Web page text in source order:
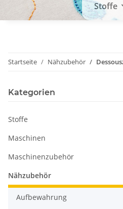
Stoffe
Startseite Nähzubehör
Kategorien
Stoffe
Maschinen
Maschinenzubehör
Nähzubehör
Aufbewahrung